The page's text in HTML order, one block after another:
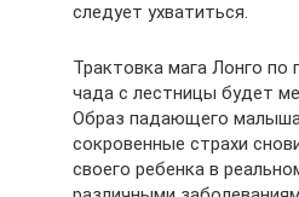
следует ухватиться.
Трактовка мага Лонго по
чада с лестницы будет
Образ падающего
сокровенные страхи
своего ребенка в